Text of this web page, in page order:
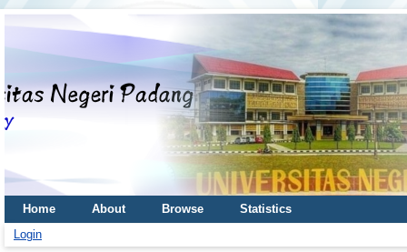
Home About Browse
Statistics
Login